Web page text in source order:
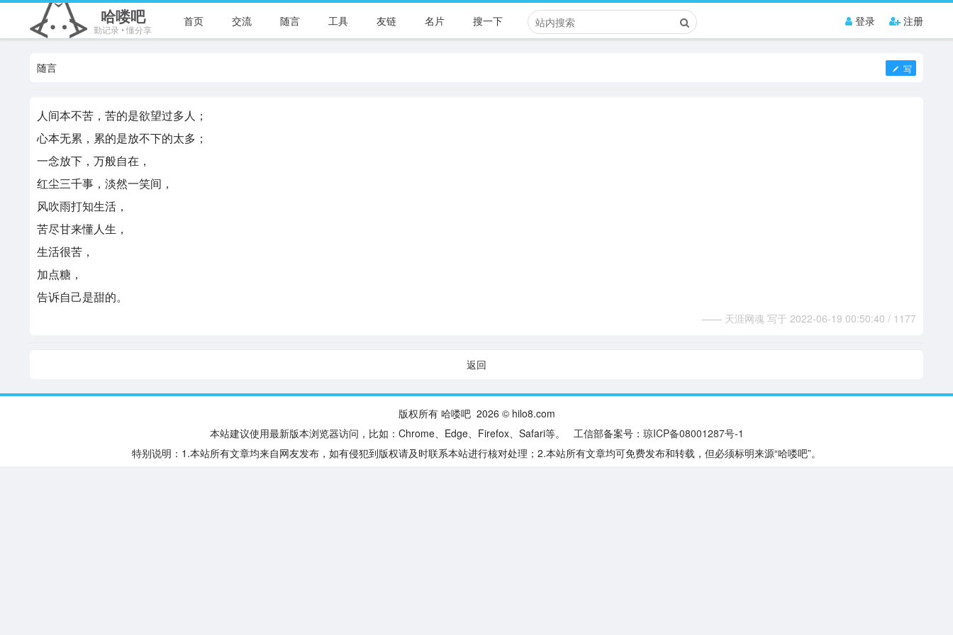
哈喽吧
勤记录 • 懂分享
首页 交流 随言 工具 友链 名片 搜一下 登录 注册
随言 写
人间本不苦，苦的是欲望过多人；
心本无累，累的是放不下的太多；
一念放下，万般自在，
红尘三千事，淡然一笑间，
风吹雨打知生活，
苦尽甘来懂人生，
生活很苦，
加点糖，
告诉自己是甜的。
—— 天涯网魂 写于 2022-06-19 00:50:40 / 1177
返回
版权所有 哈喽吧 2026 © hilo8.com
本站建议使用最新版本浏览器访问，比如：Chrome、Edge、Firefox、Safari等。 工信部备案号： 琼ICP备08001287号-1
特别说明：1.本站所有文章均来自网友发布，如有侵犯到版权请及时联系本站进行核对处理；2.本站所有文章均可免费发布和转载，但必须标明来源“哈喽吧”。